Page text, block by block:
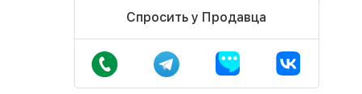
Спросить у Продавца